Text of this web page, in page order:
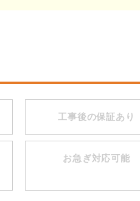
工事後の保証あり
お急ぎ対応可能